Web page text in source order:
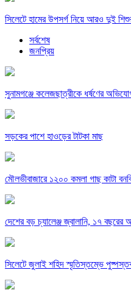
সিলেটে হামের উপসর্গ নিয়ে আরও দুই
সর্বশেষ
জনপ্রিয়
সুনামগঞ্জে কলেজছাত্রীকে ধর্ষণের
সড়কের পাশে হাওড়ের টাটকা মাছ
মৌলভীবাজারে ১২০০ কমলা গাছ কাটা
দেশের বড় চ্যালেঞ্জ জ্বালানি, ১৭ বছরের
সিলেটে জুলাই শহিদ স্মৃতিস্তম্ভে